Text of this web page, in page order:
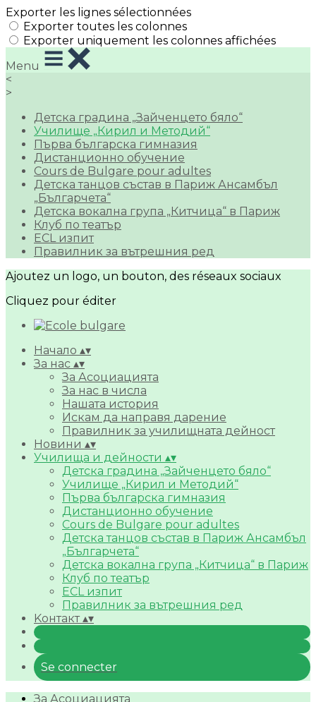
Exporter les lignes sélectionnées
Exporter toutes les colonnes
Exporter uniquement les colonnes affichées
Menu
<
>
Детска градина „Зайченцето бяло“
Училище „Кирил и Методий“
Първа българска гимназия
Дистанционно обучение
Cours de Bulgare pour adultes
Детска танцов състав в Париж Ансамбъл
„Българчета“
Детска вокална група „Китчица“ в Париж
Клуб по театър
ECL изпит
Правилник за вътрешния ред
Ajoutez un logo, un bouton, des réseaux sociaux
Cliquez pour éditer
Начало ▴▾
За нас ▴▾
За Асоциацията
За нас в числа
Нашата история
Искам да направя дарение
Правилник за училищната дейност
Новини ▴▾
Училища и дейности ▴▾
Детска градина „Зайченцето бяло“
Училище „Кирил и Методий“
Първа българска гимназия
Дистанционно обучение
Cours de Bulgare pour adultes
Детска танцов състав в Париж Ансамбъл
„Българчета“
Детска вокална група „Китчица“ в Париж
Клуб по театър
ECL изпит
Правилник за вътрешния ред
Kонтакт▴▾
Se connecter
За Асоциацията